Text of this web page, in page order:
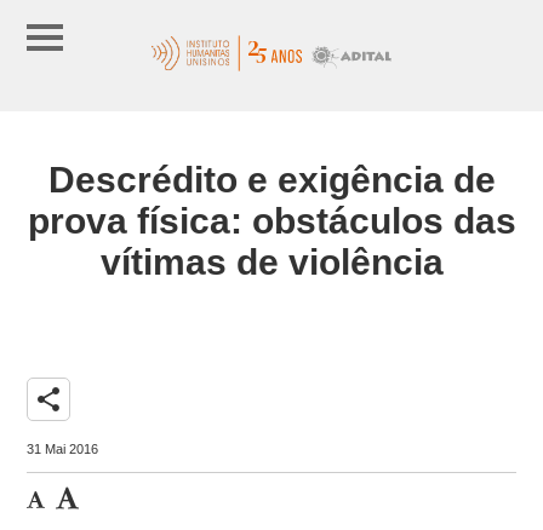
Descrédito e exigência de
prova física: obstáculos das
vítimas de violência
share
31 Mai 2016